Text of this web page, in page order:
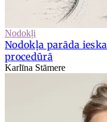
Nodokļi
Nodokļa parāda
procedūrā
Karlīna Stāmere